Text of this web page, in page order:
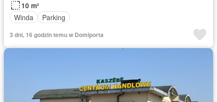
10 m²
Winda
Parking
3 dni, 16 godzin temu w Domiporta